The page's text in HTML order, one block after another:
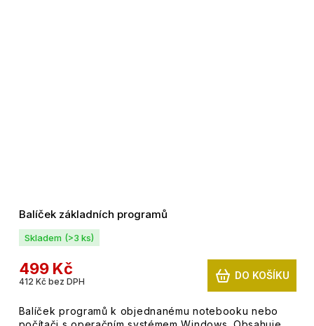
Balíček základních programů
Skladem (>3 ks)
412 Kč bez DPH
499 Kč DO KOŠÍKU
Balíček programů k objednanému notebooku nebo